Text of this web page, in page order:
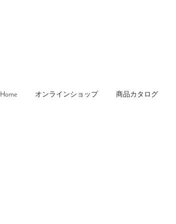
Home オンラインショップ 商品カタログ